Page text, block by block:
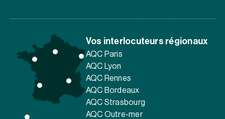
Vos interlocuteurs régionaux
AQC Paris
AQC Lyon
AQC Rennes
AQC Bordeaux
AQC Strasbourg
AQC Outre-mer